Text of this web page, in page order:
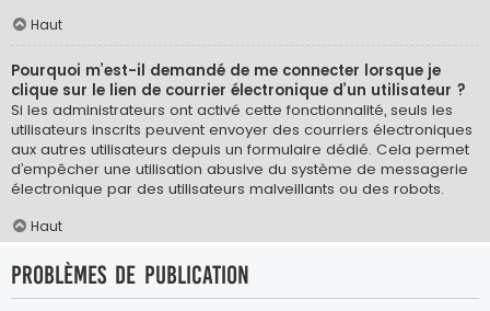
Haut
Pourquoi m’est-il demandé de me connecter lorsque je
clique sur le lien de courrier électronique d’un utilisateur ?
Si les administrateurs ont activé cette fonctionnalité, seuls les
utilisateurs inscrits peuvent envoyer des courriers électroniques
aux autres utilisateurs depuis un formulaire dédié. Cela permet
d’empêcher une utilisation abusive du système de messagerie
électronique par des utilisateurs malveillants ou des robots.
Haut
Problèmes de publication